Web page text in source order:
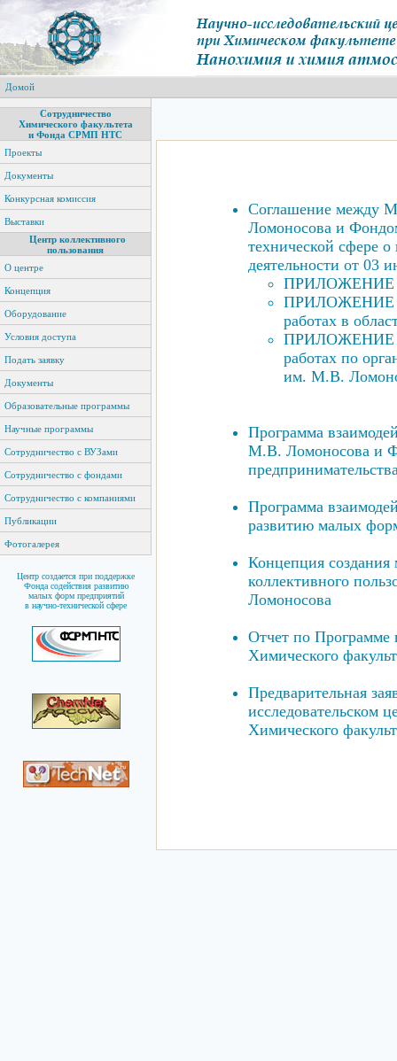
Домой
Сотрудничество
Химического факультета
и Фонда СРМП НТС
Проекты
Документы
Конкурсная комиссия
Выставки
Центр коллективного
пользования
О центре
Концепция
Оборудование
Условия доступа
Подать заявку
Документы
Образовательные программы
Научные программы
Сотрудничество с ВУЗами
Сотрудничество с фондами
Сотрудничество с компаниями
Публикации
Фотогалерея
Центр создается при поддержке
Фонда содействия развитию
малых форм предприятий
в научно-технической сфере
Соглашение между
Ломоносова и
технической сфере
деятельности от 03
ПРИЛОЖЕНИЕ
ПРИЛОЖЕНИЕ
работах в
ПРИЛОЖЕНИЕ
работах по
им. М.В.
Программа
М.В. Ломоносова и
Программа
развитию малых
Концепция создания
коллективного
Ломоносова
Отчет по
Химического
Предварительная
исследовательском
Химического